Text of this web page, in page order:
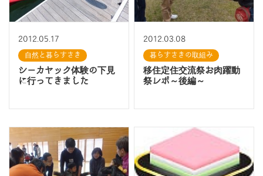
2012.05.17
自然と暮らすさき
シーカヤック体験の下見
に行ってきました
2012.03.08
暮らすさきの取組み
移住定住交流祭お肉躍動
祭レポ～後編～